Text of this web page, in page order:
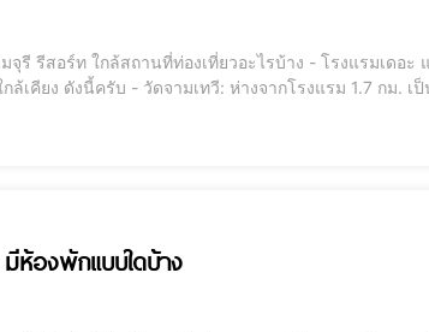
ที่ยวอะไรบ้าง - โรงแรมเดอะ แกรนด์จามจุรี รีสอร์ทอยู่ในจังหวัดลำพูน
นวัดเก่าแก่ที่มีประวัติศาสตร์ยาวนาน มีพระ
ห้องพักแบบใดบ้าง